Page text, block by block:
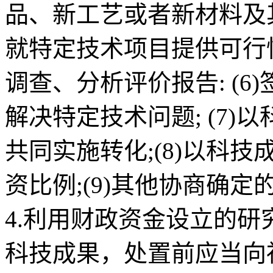
品、新工艺或者新材料
就特定技术项目提供可
调查、分析评价报告: (6)
解决特定技术问题; (7)以
共同实施转化;(8)以科技
资比例;(9)其他协商确定
4.利用财政资金设立的研
科技成果，处置前应当